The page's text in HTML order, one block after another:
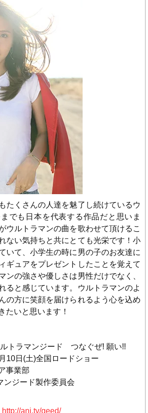
たくさんの人達を魅了し続けているウ
でも日本を代表する作品だと思いま
ウルトラマンの曲を歌わせて頂けるこ
ない気持ちと共にとても光栄です！小
いて、小学生の時に男の子のお友達に
ギュアをプレゼントしたことを覚えて
ンの強さや優しさは男性だけでなく、
ると感じています。ウルトラマンのよ
の方に笑顔を届けられるよう心を込め
たいと思います！
トラマンジード つなぐぜ! 願い!!
10日(土)全国ロードショー
事業部
ンジード製作委員会
http://ani.tv/geed/